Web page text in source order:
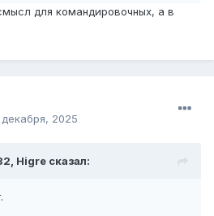
для командировочных, а в
2025
Higre сказал: